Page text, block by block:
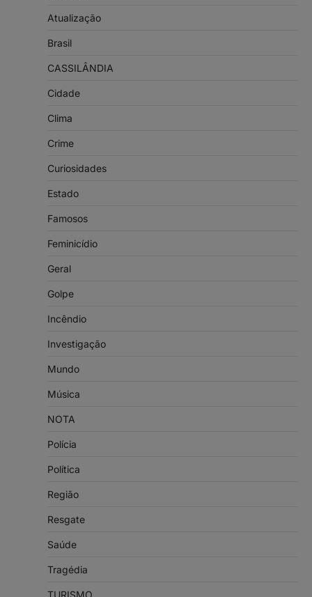
Atualização
Brasil
CASSILÂNDIA
Cidade
Clima
Crime
Curiosidades
Estado
Famosos
Feminicídio
Geral
Golpe
Incêndio
Investigação
Mundo
Música
NOTA
Polícia
Política
Região
Resgate
Saúde
Tragédia